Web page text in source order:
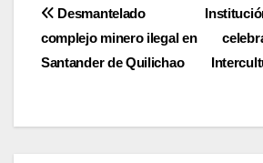
Navegación
de
Desmantelado
complejo minero ilegal en
Santander de Quilichao